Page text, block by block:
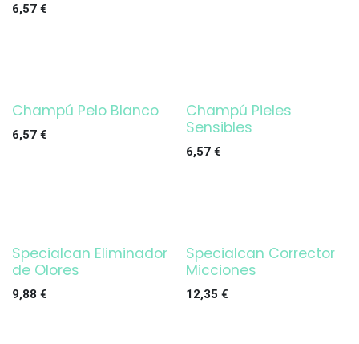
6,57 €
Champú Pelo Blanco
6,57 €
Champú Pieles
Sensibles
6,57€
Specialcan Eliminador
de Olores
9,88 €
Specialcan Corrector
Micciones
12,35 €